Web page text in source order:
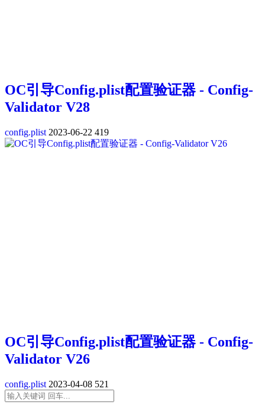
OC引导Config.plist配置验证器 - Config-
Validator V28
config.plist 2023-06-22 419
OC引导Config.plist配置验证器 - Config-
Validator V26
config.plist 2023-04-08 521